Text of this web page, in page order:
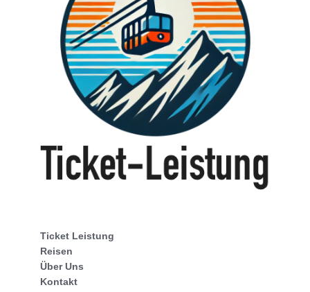
Ticket Leistung
Reisen
Über Uns
Kontakt